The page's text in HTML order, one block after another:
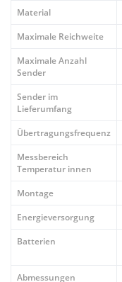
Material
Maximale Reichweite
Maximale Anzahl
Sender
Sender im
Lieferumfang
Übertragungsfrequenz
Messbereich
Temperatur innen
Montage
Energieversorgung
Batterien
Abmessungen